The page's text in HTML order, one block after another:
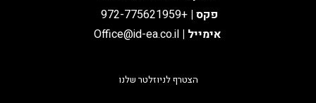
פקס | +972-775621959
אימייל |
הצטרף לניוזלטר שלנו